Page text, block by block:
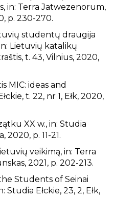
in: Terra Jatwezenorum,
p. 230-270.
studentų draugija
in: Lietuvių katalikų
t. 43, Vilnius, 2020,
MIC: ideas and
t. 22, nr 1, Ełk, 2020,
XX w., in: Studia
2020, p. 11-21.
veikimą, in: Terra
2021, p. 202-213.
Students of Seinai
Ełckie, 23, 2, Ełk,